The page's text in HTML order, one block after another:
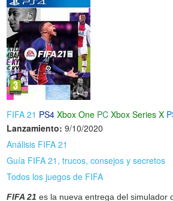
FIFA 21 PS4 Xbox One PC Xbox Series X
Lanzamiento: 9/10/2020
Análisis FIFA 21
Guía FIFA 21, trucos, consejos y secretos
Todos los juegos de FIFA
FIFA 21 es la nueva entrega del simulador